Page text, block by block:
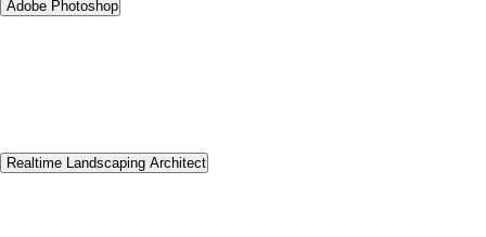
Adobe Photoshop
Realtime Landscaping Architect